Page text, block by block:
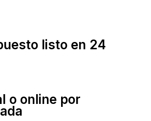
listo en 24
o online por